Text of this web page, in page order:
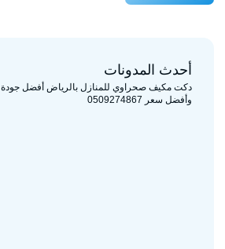
أحدث المدونات
دكت مكيف صحراوي للمنازل بالرياض أفضل جودة
وأفضل سعر 0509274867